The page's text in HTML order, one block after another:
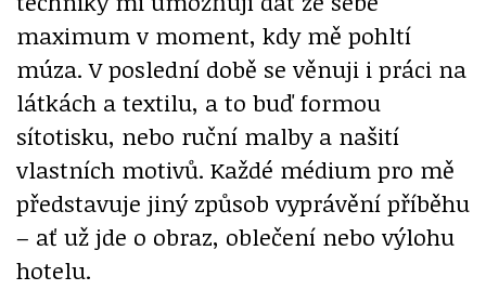
maximum v moment, kdy mě pohltí
múza. V poslední době se věnuji i práci na
látkách a textilu, a to buď formou
sítotisku, nebo ruční malby a našití
vlastních motivů. Každé médium pro mě
představuje jiný způsob vyprávění příběhu
– ať už jde o obraz, oblečení nebo výlohu
hotelu.